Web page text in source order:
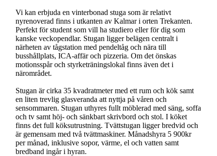
Vi kan erbjuda en vinterbonad stuga som är relativt
nyrenoverad finns i utkanten av Kalmar i orten Trekanten.
Perfekt för student som vill ha studiero eller för dig som
kanske veckopendlar. Stugan ligger belägen centralt i
närheten av tågstation med pendeltåg och nära till
busshållplats, ICA-affär och pizzeria. Om det önskas
motionsspår och styrketräningslokal finns även det i
närområdet.
Stugan är cirka 35 kvadratmeter med ett rum och kök samt
en liten trevlig glasveranda att nyttja på våren och
sensommaren. Stugan uthyres fullt möblerad med säng, soffa
och tv samt höj- och sänkbart skrivbord och stol. I köket
finns det full köksutrustning. Tvättstugan ligger bredvid och
är gemensam med två tvättmaskiner. Månadshyra 5 900kr
per månad, inklusive sopor, värme, el och vatten samt
bredband ingår i hyran.